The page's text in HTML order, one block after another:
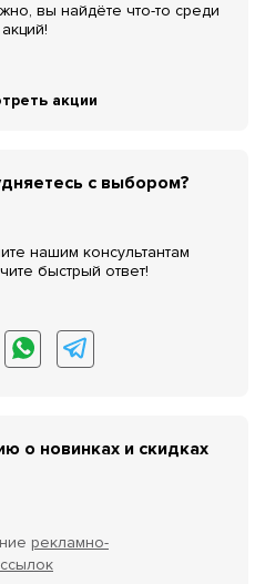
вы найдёте что-то среди
акции
с выбором?
нашим консультантам
быстрый ответ!
о новинках и скидках
рекламно-